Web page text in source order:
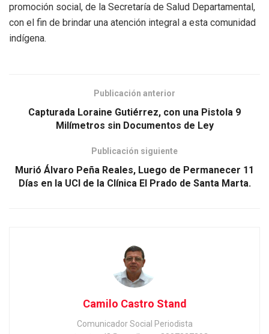
promoción social, de la Secretaría de Salud Departamental,
con el fin de brindar una atención integral a esta comunidad
indígena.
Publicación anterior
Capturada Loraine Gutiérrez, con una Pistola 9
Milímetros sin Documentos de Ley
Publicación siguiente
Murió Álvaro Peña Reales, Luego de Permanecer 11
Días en la UCI de la Clínica El Prado de Santa Marta.
Camilo Castro Stand
Comunicador Social Periodista